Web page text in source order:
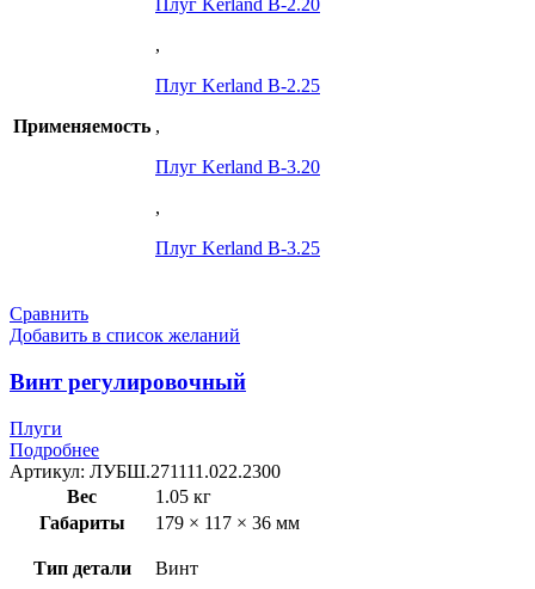
Применяемость
Плуг Kerland B-2.20
,
Плуг Kerland B-2.25
,
Плуг Kerland B-3.20
,
Плуг Kerland B-3.25
Сравнить
Добавить в список желаний
Винт регулировочный
Плуги
Подробнее
Артикул: ЛУБШ.271111.022.2300
Вес
1.05 кг
Габариты
179 × 117 × 36 мм
Тип детали Винт